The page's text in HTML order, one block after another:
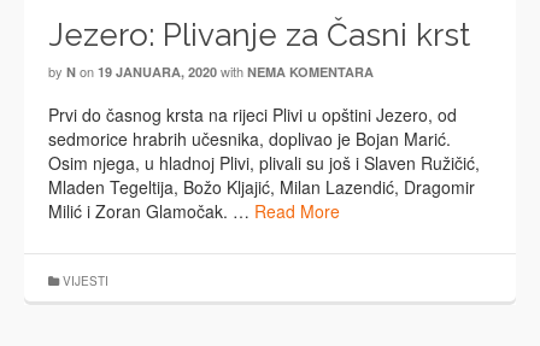
Jezero: Plivanje za Časni krst
by N on 19 JANUARA, 2020 with NEMA KOMENTARA
Prvi do časnog krsta na rijeci Plivi u opštini Jezero, od
sedmorice hrabrih učesnika, doplivao je Bojan Marić.
Osim njega, u hladnoj Plivi, plivali su još i Slaven Ružičić,
Mladen Tegeltija, Božo Kljajić, Milan Lazendić, Dragomir
Milić i Zoran Glamočak. … Read More
VIJESTI